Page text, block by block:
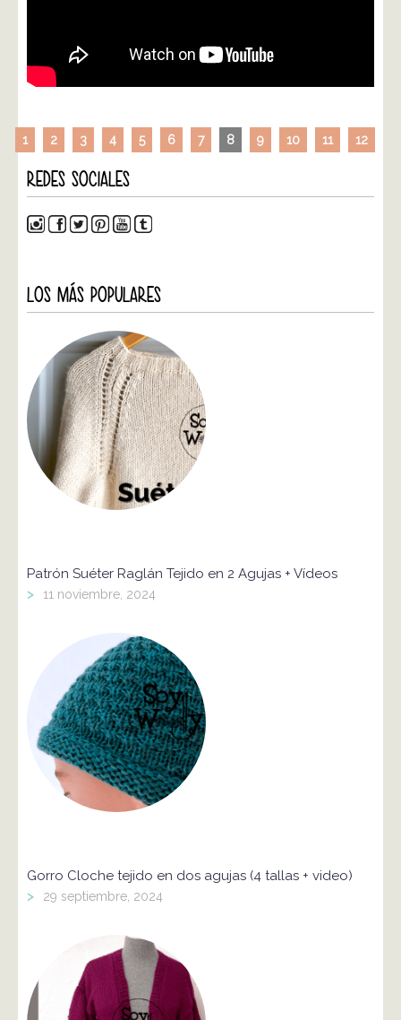
1 2 3 4 5 6 7 8 9 10 11 12
REDES SOCIALES
LOS MÁS POPULARES
Patrón Suéter Raglán Tejido en 2 Agujas + Vídeos
> 11 noviembre, 2024
Gorro Cloche tejido en dos agujas (4 tallas + video)
> 29 septiembre, 2024